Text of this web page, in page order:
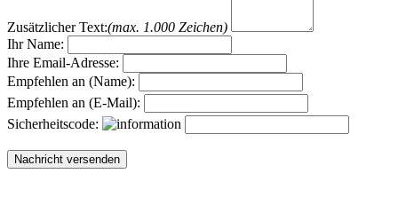
Zusätzlicher Text:(max. 1.000 Zeichen)
Ihr Name:
Ihre Email-Adresse:
Empfehlen an (Name):
Empfehlen an (E-Mail):
Sicherheitscode: